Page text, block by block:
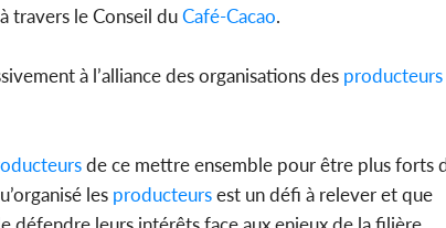
travers le Conseil duCafé-Cacao.
à l’alliance des organisations des producteurs
de ce mettre ensemble pour être plus forts
les producteursest un défi à relever et que